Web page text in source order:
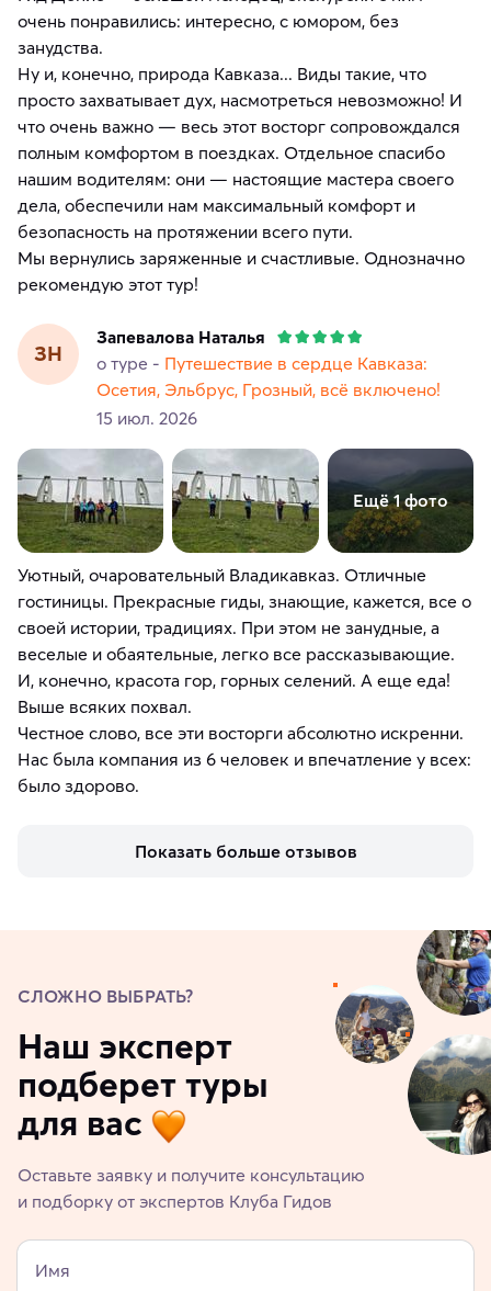
очень понравились: интересно, с юмором, без
занудства.
​Ну и, конечно, природа Кавказа... Виды такие, что
просто захватывает дух, насмотреться невозможно! И
что очень важно — весь этот восторг сопровождался
полным комфортом в поездках. Отдельное спасибо
нашим водителям: они — настоящие мастера своего
дела, обеспечили нам максимальный комфорт и
безопасность на протяжении всего пути.
​Мы вернулись заряженные и счастливые. Однозначно
рекомендую этот тур!
ЗН
Запевалова Наталья
о туре - Путешествие в сердце Кавказа:
Осетия, Эльбрус, Грозный, всё включено!
15 июл. 2026
Ещё 1 фото
Уютный, очаровательный Владикавказ. Отличные
гостиницы. Прекрасные гиды, знающие, кажется, все о
своей истории, традициях. При этом не занудные, а
веселые и обаятельные, легко все рассказывающие.
И, конечно, красота гор, горных селений. А еще еда!
Выше всяких похвал.
Честное слово, все эти восторги абсолютно искренни.
Нас была компания из 6 человек и впечатление у всех:
было здорово.
Показать больше отзывов
СЛОЖНО ВЫБРАТЬ?
Наш эксперт
подберет туры
для вас
Оставьте заявку и получите консультацию
и подборку от экспертов Клуба Гидов
Имя